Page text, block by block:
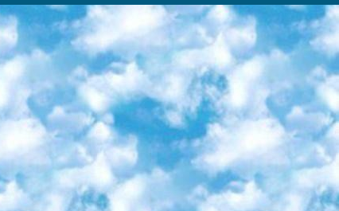
6. «ПостНаука» На этом ресурсе публикуют подборки видеолекций, составленные экспертами из разных отраслей и объединённые общими темами. Среди них, к примеру, есть серии «Биоинформатика и геномика», «Культура средневековой Скандинавии» и Cinema Studies о теории кино. Каждая подборка лекций — логически связанная история, рассказанная экспертом от первого лица. Кроме того, на сайте появляются научно-образовательные статьи и тесты на разные темы. 7. «Newочём» Команда проекта «Newочём» отбирает самые интересные тексты из англоязычных СМИ и переводит те из них, за которые голосуют участники сообщества «ВКонтакте». По большей части это научно-популярные статьи. Редакторы придумывают лишь заголовки, в остальном содержание переводов соответствует оригиналам. Полные тексты можно читать прямо в социальной сети. 8. InternetUrok Онлайн-база материалов по основным дисциплинам школьной программы. Информация на сайте структурирована по классам, предметам и темам (урокам). Каждый урок состоит из видеолекций и конспектов. Есть также интерактивные тренажёры и тесты для закрепления пройденного материала. Даже если вы давно окончили школу, возможность повторить программу старших классов всегда может пригодиться. 9. Edutainme Ещё один ресурс об образовании. В отличие от Newtonew, как мне кажется, Edutainme больше ориентируется на представителей индустрии: педагогов, предпринимателей, разработчиков образовательных проектов. Но и любой, кто просто стремится к саморазвитию, найдёт на сайте много полезного и интересного для себя. Например, информацию о новых курсах и образовательных сервисах. 10. Newtonew Онлайн-медиа об образовании и обучении в широком смысле. Авторы Newtonew пишут об инструментах, заведениях, тактиках и стратегиях, которые помогают учить других и получать новые знания самостоятельно. На этой площадке вы найдёте новости, обзоры, аналитические мат